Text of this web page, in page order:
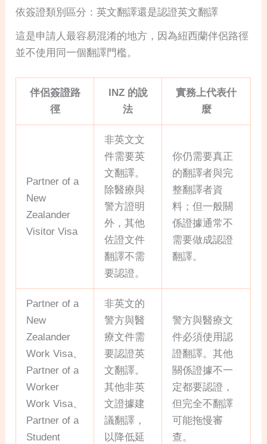
依簽證類別區分：英文翻譯還是認證英文翻譯
這是申請人最容易混淆的地方，因為紐西蘭伴侶路徑
並不使用同一個翻譯門檻。
伴侶簽證路
徑
INZ 的說
法
實務上代表什
麼
Partner of a
New
Zealander
Visitor Visa
非英文文
件需要英
文翻譯。
除醫療與
警方證明
外，其他
佐證文件
翻譯不需
要認證。
你仍需要真正
的翻譯者與完
整翻譯者資
料；但一般關
係證據通常不
需要做成認證
翻譯。
Partner of a
New
Zealander
Work Visa、
Partner of a
Worker
Work Visa、
Partner of a
Student
非英文的
警方與醫
療文件需
要認證英
文翻譯。
其他非英
文證據建
議翻譯，
以降低延
警方與醫療文
件必須使用認
證翻譯。其他
關係證據不一
定都要認證，
但完全不翻譯
可能拖慢審
查。